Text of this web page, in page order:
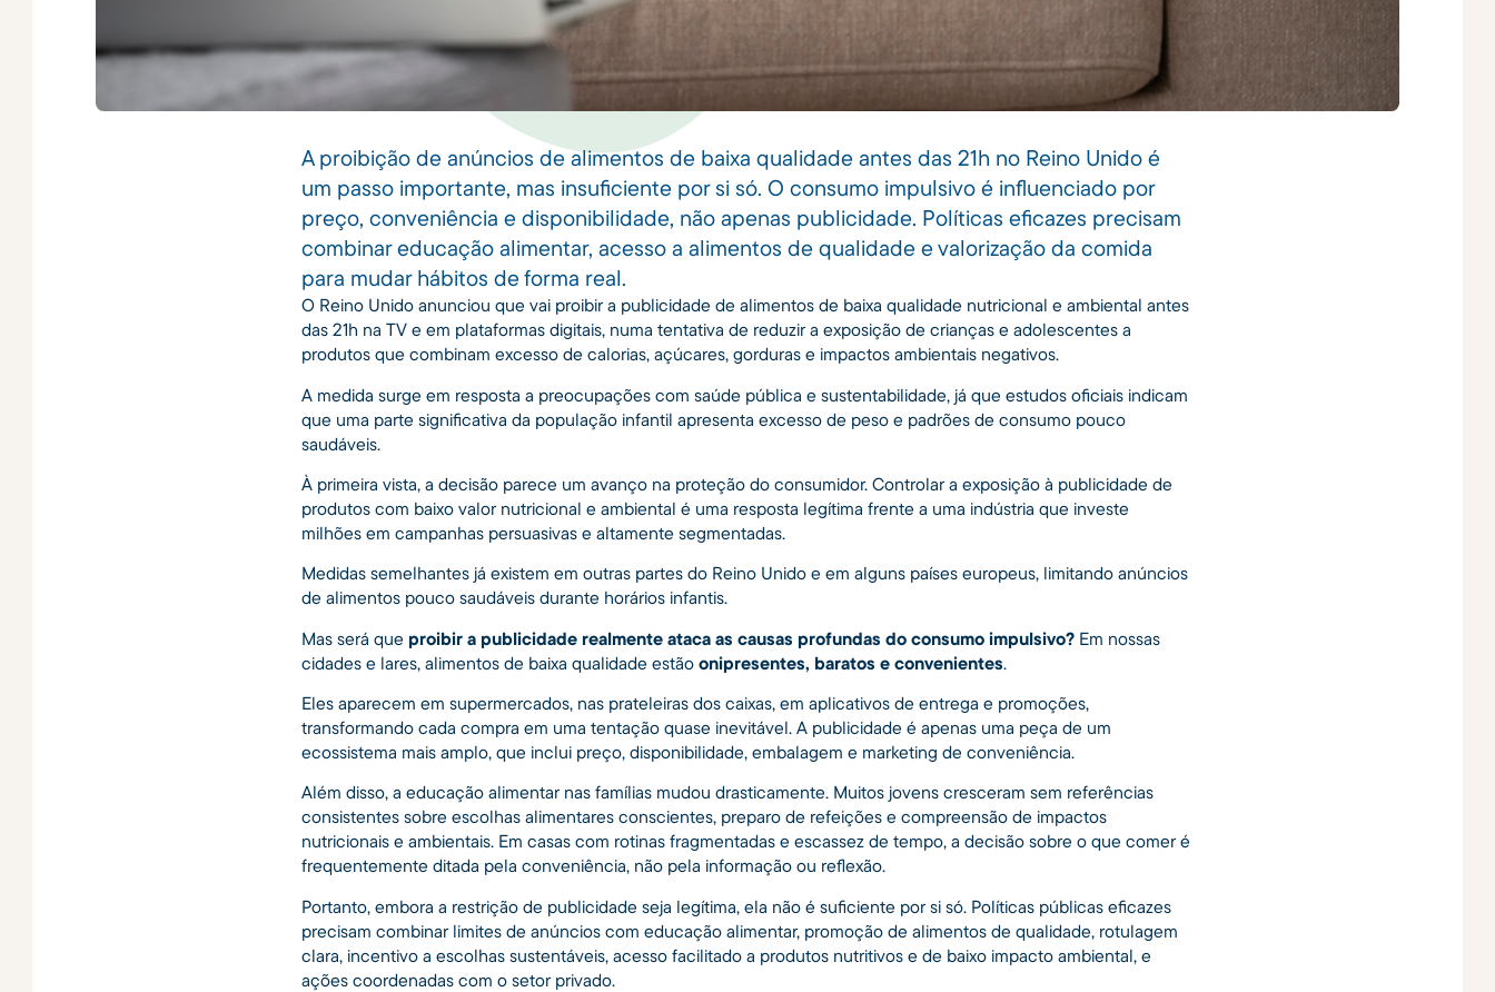
A proibição de anúncios de alimentos de baixa qualidade antes das 21h no Reino Unido é
um passo importante, mas insuficiente por si só. O consumo impulsivo é influenciado por
preço, conveniência e disponibilidade, não apenas publicidade. Políticas eficazes precisam
combinar educação alimentar, acesso a alimentos de qualidade e valorização da comida
para mudar hábitos de forma real.
O Reino Unido anunciou que vai proibir a publicidade de alimentos de baixa qualidade nutricional e ambiental antes
das 21h na TV e em plataformas digitais, numa tentativa de reduzir a exposição de crianças e adolescentes a
produtos que combinam excesso de calorias, açúcares, gorduras e impactos ambientais negativos.
A medida surge em resposta a preocupações com saúde pública e sustentabilidade, já que estudos oficiais indicam
que uma parte significativa da população infantil apresenta excesso de peso e padrões de consumo pouco
saudáveis.
À primeira vista, a decisão parece um avanço na proteção do consumidor. Controlar a exposição à publicidade de
produtos com baixo valor nutricional e ambiental é uma resposta legítima frente a uma indústria que investe
milhões em campanhas persuasivas e altamente segmentadas.
Medidas semelhantes já existem em outras partes do Reino Unido e em alguns países europeus, limitando anúncios
de alimentos pouco saudáveis durante horários infantis.
Mas será que proibir a publicidade realmente ataca as causas profundas do consumo impulsivo? Em nossas
cidades e lares, alimentos de baixa qualidade estãoonipresentes, baratos e convenientes.
Eles aparecem em supermercados, nas prateleiras dos caixas, em aplicativos de entrega e promoções,
transformando cada compra em uma tentação quase inevitável. A publicidade é apenas uma peça de um
ecossistema mais amplo, que inclui preço, disponibilidade, embalagem e marketing de conveniência.
Além disso, a educação alimentar nas famílias mudou drasticamente. Muitos jovens cresceram sem referências
consistentes sobre escolhas alimentares conscientes, preparo de refeições e compreensão de impactos
nutricionais e ambientais. Em casas com rotinas fragmentadas e escassez de tempo, a decisão sobre o que comer é
frequentemente ditada pela conveniência, não pela informação ou reflexão.
Portanto, embora a restrição de publicidade seja legítima, ela não é suficiente por si só. Políticas públicas eficazes
precisam combinar limites de anúncios com educação alimentar, promoção de alimentos de qualidade, rotulagem
clara, incentivo a escolhas sustentáveis, acesso facilitado a produtos nutritivos e de baixo impacto ambiental, e
ações coordenadas com o setor privado.